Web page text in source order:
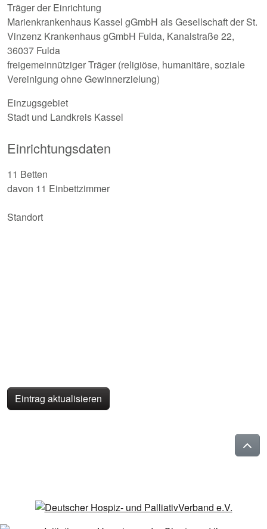
Träger der Einrichtung
Marienkrankenhaus Kassel gGmbH als Gesellschaft der St.
Vinzenz Krankenhaus gGmbH Fulda, Kanalstraße 22,
36037 Fulda
freigemeinnütziger Träger (religiöse, humanitäre, soziale
Vereinigung ohne Gewinnerzielung)
Einzugsgebiet
Stadt und Landkreis Kassel
Einrichtungsdaten
11 Betten
davon 11 Einbettzimmer
Standort
Eintrag aktualisieren